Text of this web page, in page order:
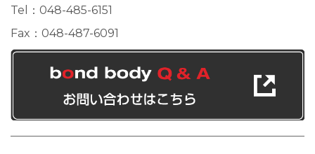
Tel：048-485-6151
Fax：048-487-6091